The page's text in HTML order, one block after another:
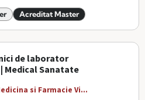
Acreditat Master
de laborator
Medical Sanatate
si Farmacie Vi...